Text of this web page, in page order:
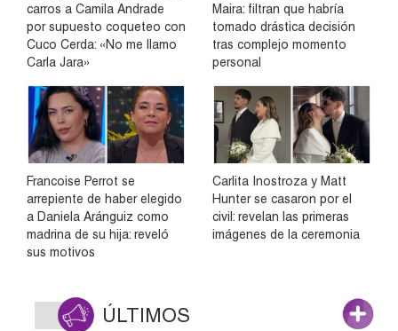
carros a Camila Andrade
por supuesto coqueteo con
Cuco Cerda: «No me llamo
Carla Jara»
Maira: filtran que habría
tomado drástica decisión
tras complejo momento
personal
Francoise Perrot se
arrepiente de haber elegido
a Daniela Aránguiz como
madrina de su hija: reveló
sus motivos
Carlita Inostroza y Matt
Hunter se casaron por el
civil: revelan las primeras
imágenes de la ceremonia
ÚLTIMOS